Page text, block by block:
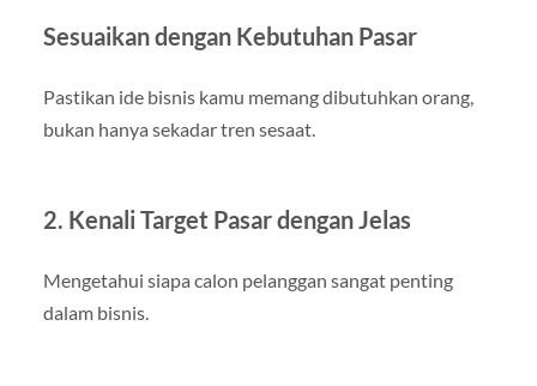
Sesuaikan dengan Kebutuhan Pasar
Pastikan ide bisnis kamu memang dibutuhkan orang,
bukan hanya sekadar tren sesaat.
2. Kenali Target Pasar dengan Jelas
Mengetahui siapa calon pelanggan sangat penting
dalam bisnis.